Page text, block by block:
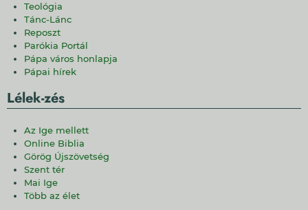
Teológia
Tánc-Lánc
Reposzt
Parókia Portál
Pápa város honlapja
Pápai hírek
Lélek-zés
Az Ige mellett
Online Biblia
Görög Újszövetség
Szent tér
Mai Ige
Több az élet